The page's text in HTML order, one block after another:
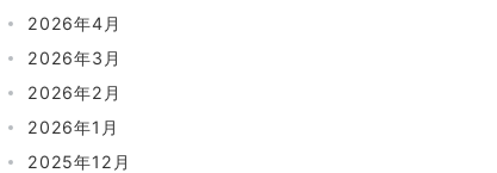
2026年4月
2026年3月
2026年2月
2026年1月
2025年12月